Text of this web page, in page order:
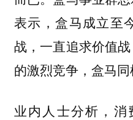
表示，盒马成立至
战，一直追求价值
的激烈竞争，盒马同
业内人士分析，消